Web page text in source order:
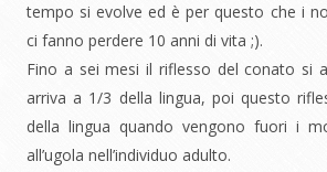
tempo si evolve ed è per questo che i
ci fanno perdere 10 anni di vita ;).
Fino a sei mesi il riflesso del conato si
arriva a 1/3 della lingua, poi questo
della lingua quando vengono fuori i
all’ugola nell’individuo adulto.